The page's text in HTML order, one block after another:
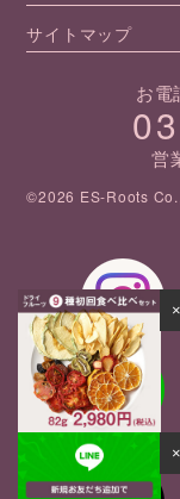
×
×
サイトマップ
お電
営
©2026 ES-Roots
友達登録で
500ptプレゼント